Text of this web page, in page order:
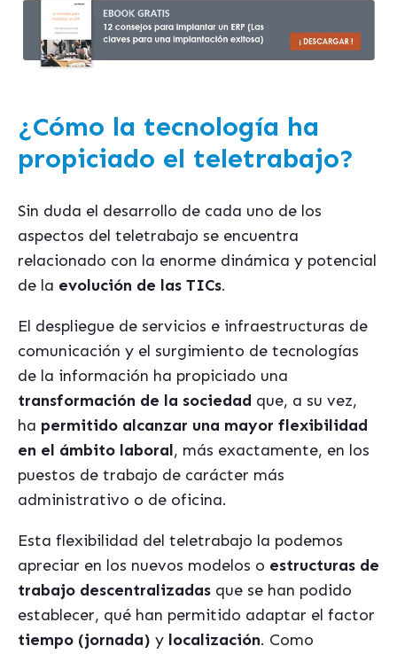
¿Cómo la tecnología ha
propiciado el teletrabajo?
Sin duda el desarrollo de cada uno de los
aspectos del teletrabajo se encuentra
relacionado con la enorme dinámica y potencial
de la evolución de las TICs.
El despliegue de servicios e infraestructuras de
comunicación y el surgimiento de tecnologías
de la información ha propiciado una
transformación de la sociedad que, a su vez,
ha permitido alcanzar una mayor flexibilidad
en el ámbito laboral, más exactamente, en los
puestos de trabajo de carácter más
administrativo o de oficina.
Esta flexibilidad del teletrabajo la podemos
apreciar en los nuevos modelos o estructuras de
trabajo descentralizadas que se han podido
establecer, qué han permitido adaptar el factor
tiempo (jornada) y localización. Como